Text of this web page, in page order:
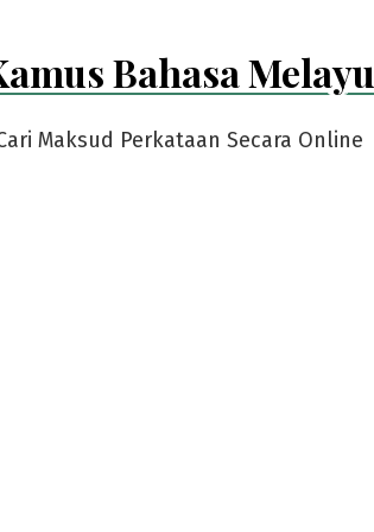
Bahasa Melayu
Maksud Perkataan Secara Online